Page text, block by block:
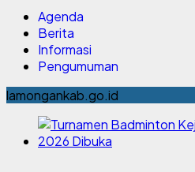
Agenda
Berita
Informasi
Pengumuman
lamongankab.go.id